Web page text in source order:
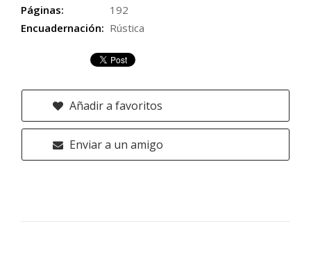
Páginas:
192
Encuadernación: Rústica
Añadir a favoritos
Enviar a un amigo